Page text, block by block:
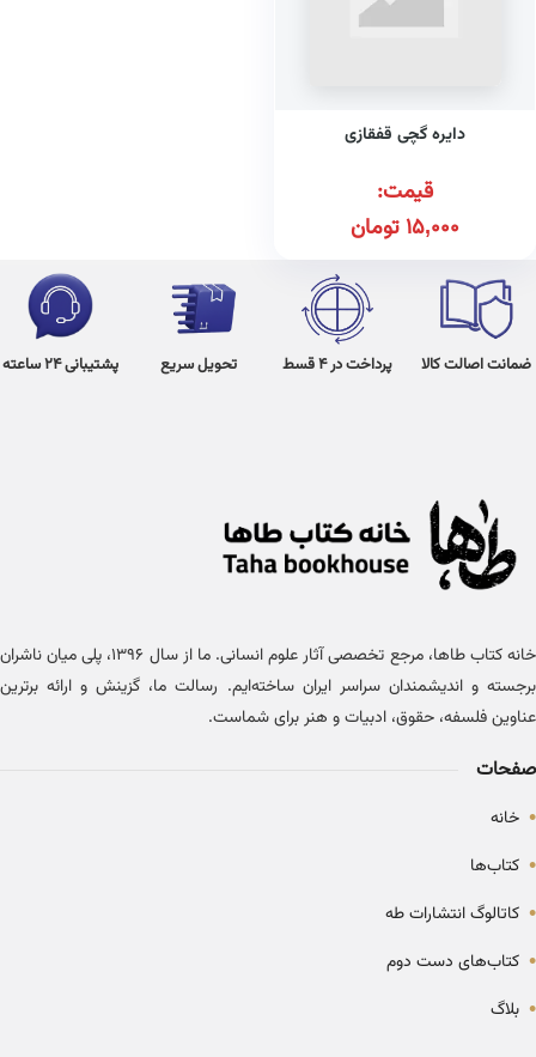
دایره گچی قفقازی
قیمت:
15,000تومان
ضمانت اصالت کالا پرداخت در 4 قسط تحویل سریع پشتیبانی 24 ساعته
خانه کتاب طاها، مرجع تخصصی آثار علوم انسانی. ما از سال ۱۳۹۶، پلی میان ناشران
برجسته و اندیشمندان سراسر ایران ساخته‌ایم. رسالت ما، گزینش و ارائه برترین
عناوین فلسفه، حقوق، ادبیات و هنر برای شماست.
صفحات
• خانه
• کتاب‌ها
• کاتالوگ انتشارات طه
• کتاب‌های دست دوم
• بلاگ